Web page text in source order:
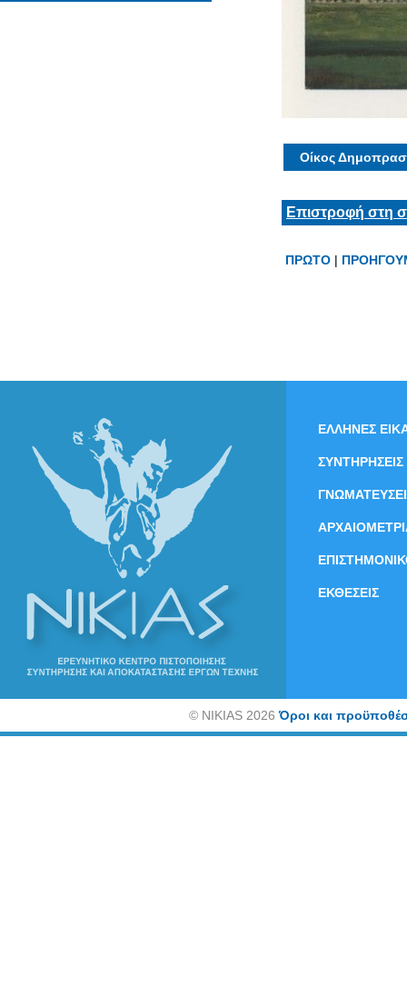
Οίκος
Επιστροφή στη
ΠΡΩΤΟ |
ΕΛΛΗΝΕΣ
ΣΥΝΤΗΡΗΣΕΙΣ
ΕΚΘΕΣΕΙΣ
©NIKIAS 2026Όροι και